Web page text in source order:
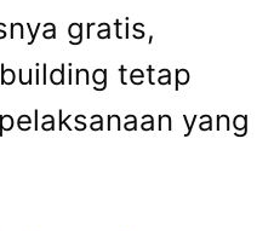
gratis,
tetap
yang